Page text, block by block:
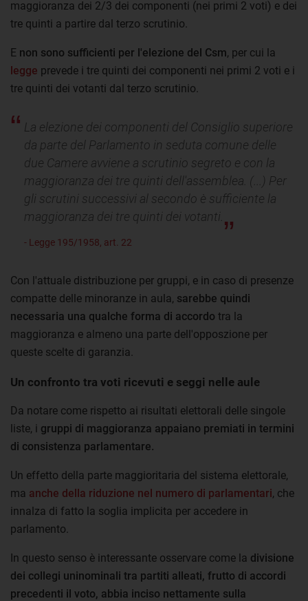
maggioranza dei 2/3 dei componenti (nei primi 2 voti) e dei
tre quinti a partire dal terzo scrutinio.
E non sono sufficienti per l'elezione del Csm, per cui la
legge prevede i tre quinti dei componenti nei primi 2 voti e i
tre quinti dei votanti dal terzo scrutinio.
La elezione dei componenti del Consiglio superiore
da parte del Parlamento in seduta comune delle
due Camere avviene a scrutinio segreto e con la
maggioranza dei tre quinti dell'assemblea. (...) Per
gli scrutini successivi al secondo è sufficiente la
maggioranza dei tre quinti dei votanti.
- Legge 195/1958, art. 22
Con l'attuale distribuzione per gruppi, e in caso di presenze
compatte delle minoranze in aula, sarebbe quindi
necessaria una qualche forma di accordo tra la
maggioranza e almeno una parte dell'opposzione per
queste scelte di garanzia.
Un confronto tra voti ricevuti e seggi nelle aule
Da notare come rispetto ai risultati elettorali delle singole
liste, i gruppi di maggioranza appaiano premiati in termini
di consistenza parlamentare.
Un effetto della parte maggioritaria del sistema elettorale,
ma anche della riduzione nel numero di parlamentari, che
innalza di fatto la soglia implicita per accedere in
parlamento.
In questo senso è interessante osservare come la divisione
dei collegi uninominali tra partiti alleati, frutto di accordi
precedenti il voto, abbia inciso nettamente sulla